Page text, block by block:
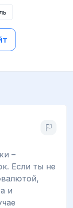
–
Если ты не
и